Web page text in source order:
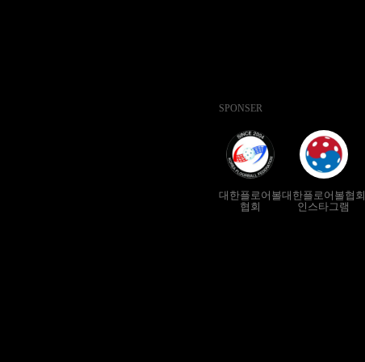
SPONSER
대한플로어볼
협회
대한플로어볼협회
인스타그램